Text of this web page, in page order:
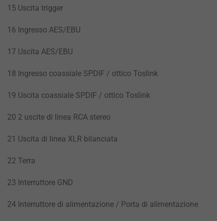
15 Uscita trigger
16 Ingresso AES/EBU
17 Uscita AES/EBU
18 Ingresso coassiale SPDIF / ottico Toslink
19 Uscita coassiale SPDIF / ottico Toslink
20 2 uscite di linea RCA stereo
21 Uscita di linea XLR bilanciata
22 Terra
23 Interruttore GND
24 Interruttore di alimentazione / Porta di alimentazione